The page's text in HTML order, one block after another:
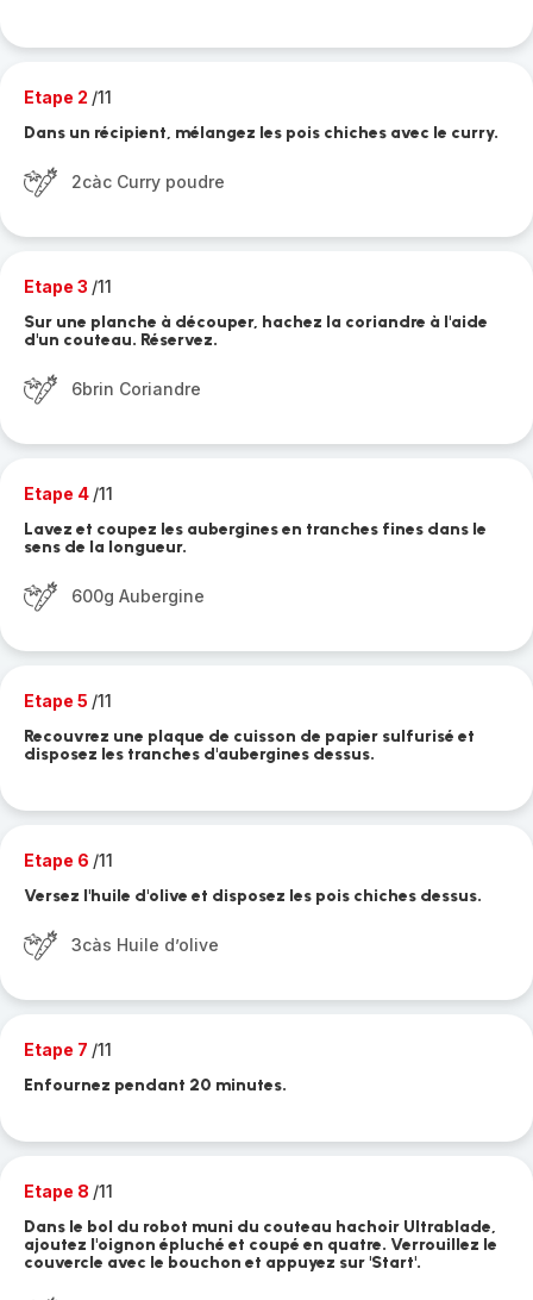
Etape 2 /11
Dans un récipient, mélangez les pois chiches avec le curry.
2càc Curry poudre
Etape 3 /11
Sur une planche à découper, hachez la coriandre à l'aide
d'un couteau. Réservez.
6brin Coriandre
Etape 4 /11
Lavez et coupez les aubergines en tranches fines dans le
sens de la longueur.
600g Aubergine
Etape 5 /11
Recouvrez une plaque de cuisson de papier sulfurisé et
disposez les tranches d'aubergines dessus.
Etape 6 /11
Versez l'huile d'olive et disposez les pois chiches dessus.
3càs Huile d’olive
Etape 7 /11
Enfournez pendant 20 minutes.
Etape 8 /11
Dans le bol du robot muni du couteau hachoir Ultrablade,
ajoutez l'oignon épluché et coupé en quatre. Verrouillez le
couvercle avec le bouchon et appuyez sur 'Start'.